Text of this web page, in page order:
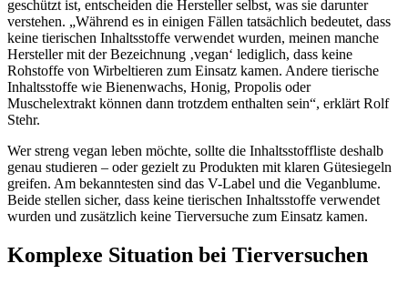
geschützt ist, entscheiden die Hersteller selbst, was sie darunter
verstehen. „Während es in einigen Fällen tatsächlich bedeutet, dass
keine tierischen Inhaltsstoffe verwendet wurden, meinen manche
Hersteller mit der Bezeichnung ‚vegan‘ lediglich, dass keine
Rohstoffe von Wirbeltieren zum Einsatz kamen. Andere tierische
Inhaltsstoffe wie Bienenwachs, Honig, Propolis oder
Muschelextrakt können dann trotzdem enthalten sein“, erklärt Rolf
Stehr.
Wer streng vegan leben möchte, sollte die Inhaltsstoffliste deshalb
genau studieren – oder gezielt zu Produkten mit klaren Gütesiegeln
greifen. Am bekanntesten sind das V-Label und die Veganblume.
Beide stellen sicher, dass keine tierischen Inhaltsstoffe verwendet
wurden und zusätzlich keine Tierversuche zum Einsatz kamen.
Komplexe Situation bei Tierversuchen